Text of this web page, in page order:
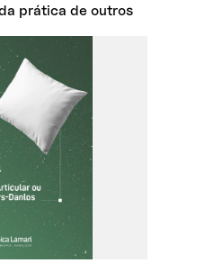
prática de outros